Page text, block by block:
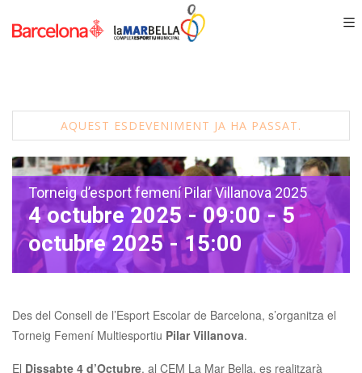
AQUEST ESDEVENIMENT JA HA PASSAT.
Torneig d’esport femení Pilar Villanova 2025
4 octubre 2025 - 09:00-5
octubre 2025 - 15:00
Des del Consell de l’Esport Escolar de Barcelona, s’organitza el
Torneig Femení Multiesportiu Pilar Villanova.
El Dissabte 4 d’Octubre, al CEM La Mar Bella, es realitzarà